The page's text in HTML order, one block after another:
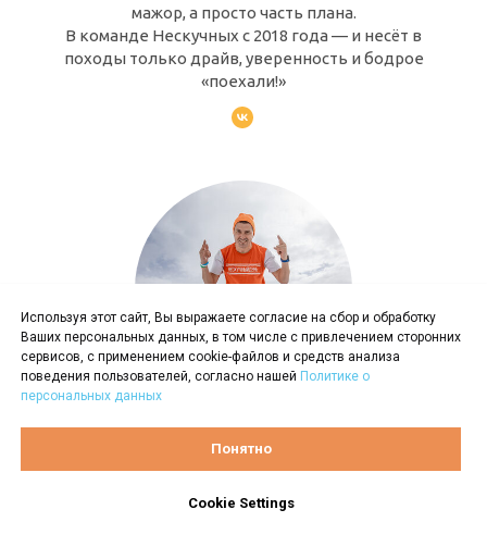
мажор, а просто часть плана.
В команде Нескучных с 2018 года — и несёт в
походы только драйв, уверенность и бодрое
«поехали!»
Роман Кулик
подростком, местным жителем, не понимающим
Используя этот сайт, Вы выражаете согласие на сбор и обработку
Ваших персональных данных, в том числе с привлечением сторонних
сервисов, с применением cookie-файлов и средств анализа
поведения пользователей, согласно нашей Политике о
персональных данных
Понятно
Cookie Settings